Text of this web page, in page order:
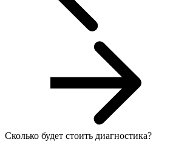
Сколько будет стоить диагностика?